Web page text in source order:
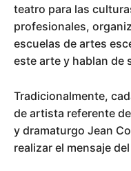
teatro para las
profesionales,
escuelas de artes
este arte y hablan de
Tradicionalmente,
de artista referente
y dramaturgo Jean
realizar el mensaje